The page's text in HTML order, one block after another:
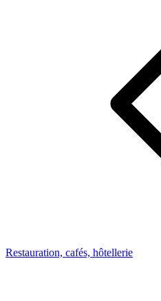
Restauration, cafés, hôtellerie